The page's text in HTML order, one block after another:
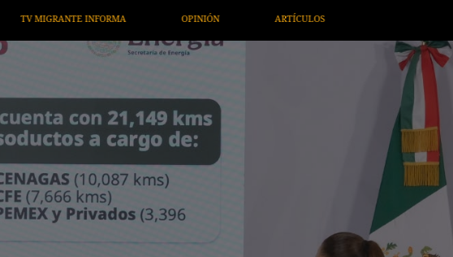
OPINIÓN ARTÍCULOS ARTE / ENTRETENIMIENTO